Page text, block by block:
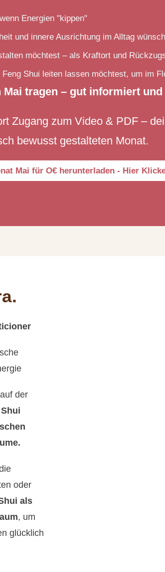
Energien "kippen"
und innere Ausrichtung im Alltag
möchtest – als Kraftort und
Shui leiten lassen möchtest, um im
tragen – gut informiert
Zugang zum Video & PDF –
bewusst gestalteten Monat.
Mai für O€ herunterladen - Hier
der
oder
als
, um
glücklich